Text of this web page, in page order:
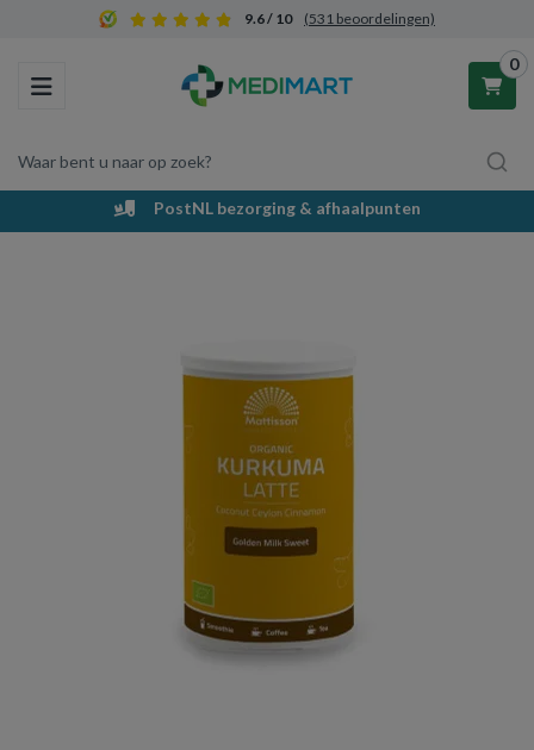
9.6 / 10 (531 beoordelingen)
Toggle navigation
Waar bent u naar op zoek?
0
Winkelwagen
Vul hem met producten.
PostNL bezorging & afhaalpunten